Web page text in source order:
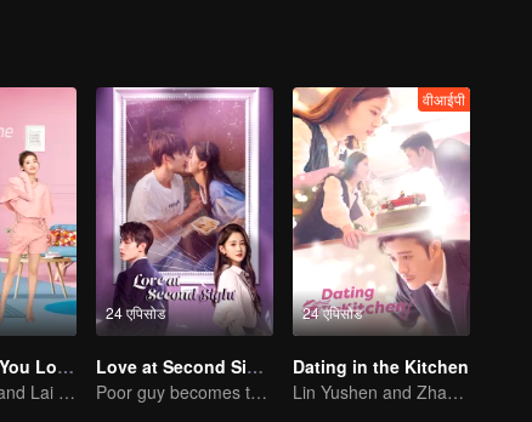
As Long as You Love Me
Dylan Xiong and Lai Yumeng's sweet love story
24 एपिसोड
Love at Second Sight
Poor guy becomes the domineering CEO and pursues his first love
24 एपिसोड
वीआईपी
Dating in the Kitchen
Lin Yushen and Zhao Lusi's sweet love story with food.